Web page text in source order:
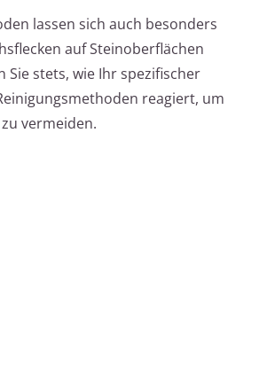
lassen sich auch besonders
auf Steinoberflächen
Sie stets, wie Ihr spezifischer
reagiert, um
vermeiden.